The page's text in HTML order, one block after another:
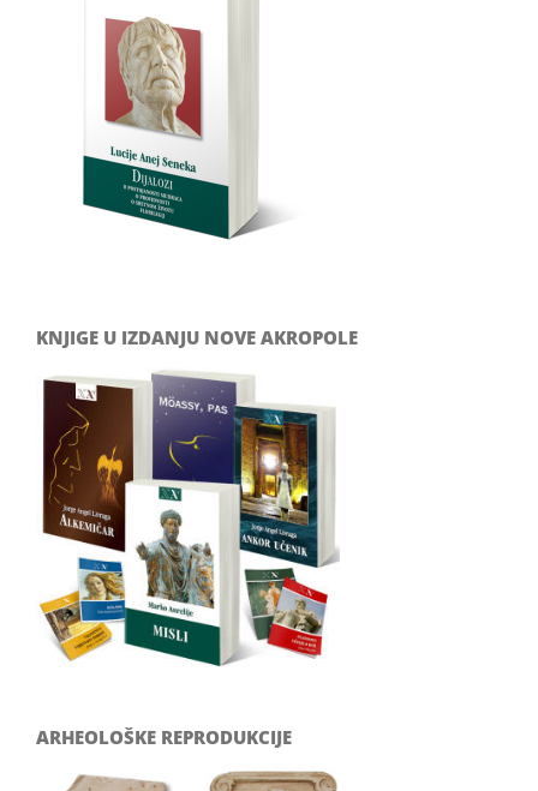
KNJIGE U IZDANJU NOVE AKROPOLE
ARHEOLOŠKE REPRODUKCIJE